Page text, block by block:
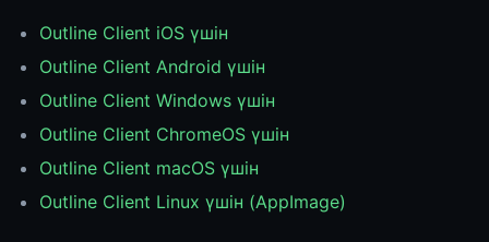
Outline Client iOS үшін
Outline Client Android үшін
Outline Client Windows үшін
Outline Client ChromeOS үшін
Outline Client macOS үшін
Outline Client Linux үшін (AppImage)